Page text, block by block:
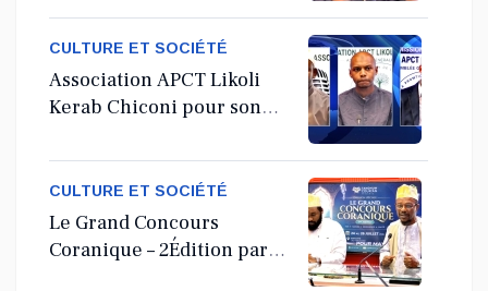
CULTURE ET SOCIÉTÉ
Association APCT Likoli
Kerab Chiconi pour son
Ordinaire
CULTURE ET SOCIÉTÉ
Le Grand Concours
Coranique – 2Édition par